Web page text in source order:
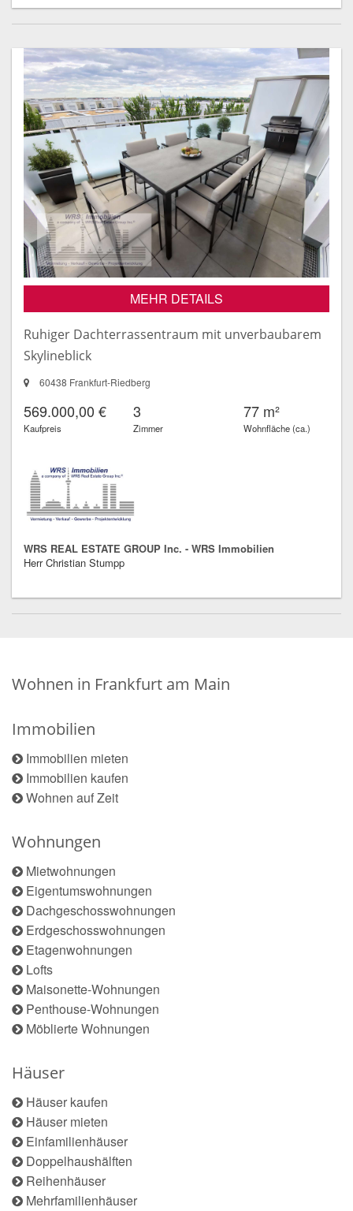
MEHR DETAILS
Ruhiger Dachterrassentraum mit unverbaubarem
Skylineblick
60438 Frankfurt-Riedberg
569.000,00 €
Kaufpreis
3
Zimmer
77 m²
Wohnfläche (ca.)
WRS REAL ESTATE GROUP Inc. - WRS Immobilien
Herr Christian Stumpp
Wohnen in Frankfurt am Main
Immobilien
Immobilien mieten
Immobilien kaufen
Wohnen auf Zeit
Wohnungen
Mietwohnungen
Eigentumswohnungen
Dachgeschosswohnungen
Erdgeschosswohnungen
Etagenwohnungen
Lofts
Maisonette-Wohnungen
Penthouse-Wohnungen
Möblierte Wohnungen
Häuser
Häuser kaufen
Häuser mieten
Einfamilienhäuser
Doppelhaushälften
Reihenhäuser
Mehrfamilienhäuser